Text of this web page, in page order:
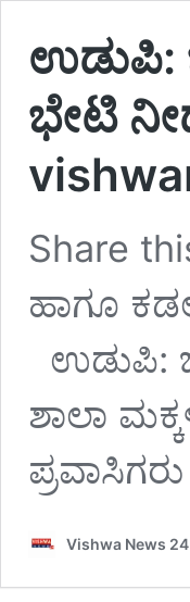
ಉಡುಪಿ:
ಭೇಟಿ
Share
ಹಾಗೂ
ಉಡುಪಿ:
ಶಾಲಾ
Vishwa News 24